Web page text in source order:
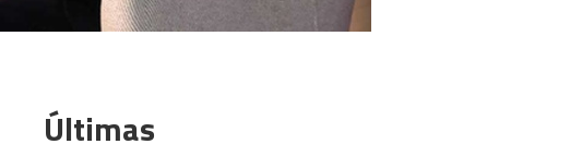
Últimas